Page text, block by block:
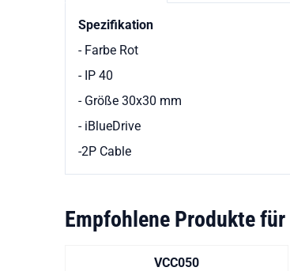
Spezifikation
- Farbe Rot
- IP 40
- Größe 30x30 mm
- iBlueDrive
-2P Cable
Empfohlene Produkte für
VCC050